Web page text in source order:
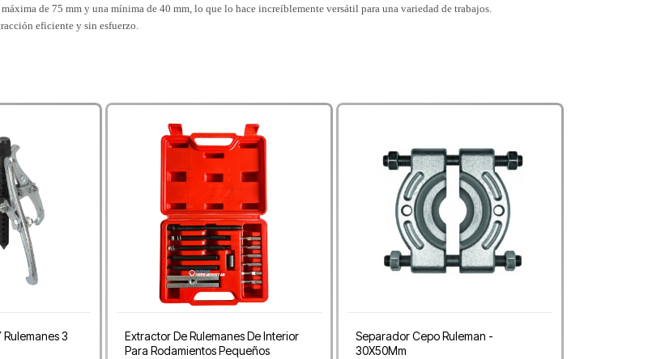
de 75 mm y una mínima de 40 mm, lo que lo hace increíblemente versátil para una variedad de trabajos.
eficiente y sin esfuerzo.
3
Extractor De Rulemanes De Interior
Para Rodamientos Pequeños
Separador Cepo Ruleman -
30X50Mm